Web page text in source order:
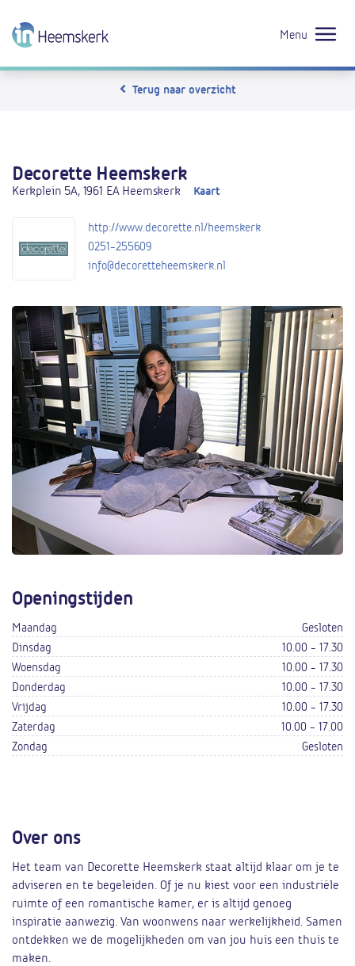
Menu
Terug naar overzicht
Decorette Heemskerk
Kerkplein 5A, 1961 EA Heemskerk Kaart
http://www.decorette.nl/heemskerk
0251-255609
info@decoretteheemskerk.nl
Openingstijden
Maandag
Gesloten
Dinsdag
10.00 - 17.30
Woensdag
10.00 - 17.30
Donderdag
10.00 - 17.30
Vrijdag
10.00 - 17.30
Zaterdag
10.00 - 17.00
Zondag
Gesloten
Over ons
Het team van Decorette Heemskerk staat altijd klaar om je te
adviseren en te begeleiden. Of je nu kiest voor een industriële
ruimte of een romantische kamer, er is altijd genoeg
inspiratie aanwezig. Van woonwens naar werkelijkheid. Samen
ontdekken we de mogelijkheden om van jou huis een thuis te
maken.